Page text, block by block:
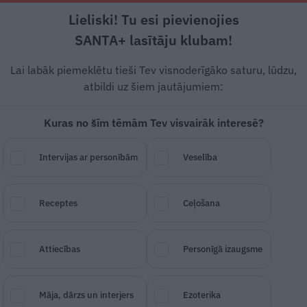
Rīga +14°C
Daļēji saulains, DR vējš, 3.82 m/s
leģendas Veselība Stils Attiecības
produkti, kuru
Lieliski! Tu esi pievienojies
SANTA+ lasītāju klubam!
Lai labāk piemeklētu tieši Tev visnoderīgāko saturu, lūdzu,
atbildi uz šiem jautājumiem:
Kuras no šīm tēmām Tev visvairāk interesē?
Intervijas ar personībām
Receptes
Attiecības
Māja, dārzs un interjers
Veselība
Ceļošana
Personīgā izaugsme
Ezoterika